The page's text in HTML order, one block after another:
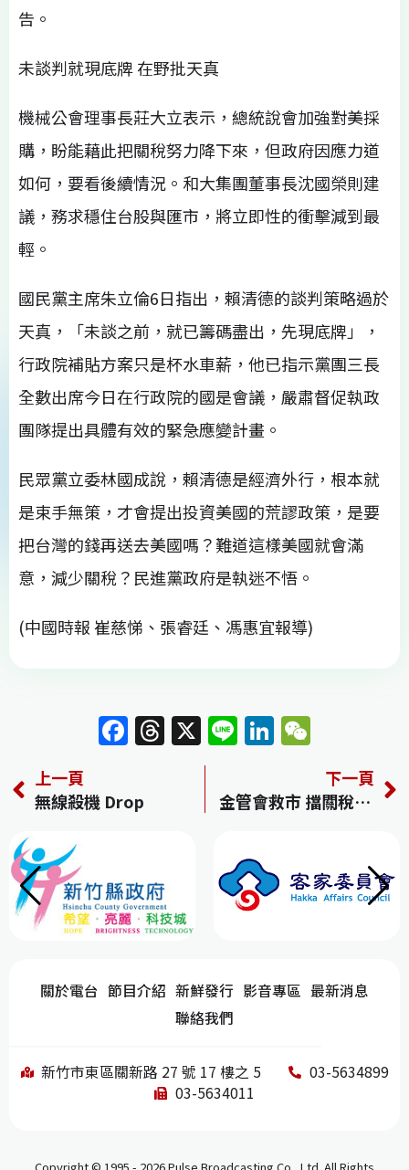
告。
未談判就現底牌 在野批天真
機械公會理事長莊大立表示，總統說會加強對美採
購，盼能藉此把關稅努力降下來，但政府因應力道
如何，要看後續情況。和大集團董事長沈國榮則建
議，務求穩住台股與匯市，將立即性的衝擊減到最
輕。
國民黨主席朱立倫6日指出，賴清德的談判策略過於
天真，「未談之前，就已籌碼盡出，先現底牌」，
行政院補貼方案只是杯水車薪，他已指示黨團三長
全數出席今日在行政院的國是會議，嚴肅督促執政
團隊提出具體有效的緊急應變計畫。
民眾黨立委林國成說，賴清德是經濟外行，根本就
是束手無策，才會提出投資美國的荒謬政策，是要
把台灣的錢再送去美國嗎？難道這樣美國就會滿
意，減少關稅？民進黨政府是執迷不悟。
(中國時報 崔慈悌、張睿廷、馮惠宜報導)
F
c
e
o
o
k
T
s
X Li
e
Li
k
e
n
e
C
h
上一頁
無線殺機 Drop
下一頁
金管會救市 擋關稅「空軍」 調降借券限額 拉高融券保證金
關於電台 節目介紹 新鮮發行 影音專區 最新消息
聯絡我們
新竹市東區關新路 27 號 17 樓之 5
03-5634899
03-5634011